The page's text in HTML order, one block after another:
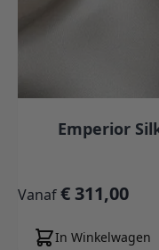
Emperior
Vanaf€ 311,00
In Winkelwagen